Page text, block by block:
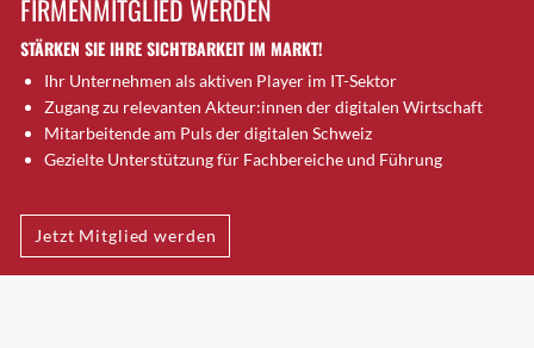
Brütten
Bubendorf
Bubikon
Buchs (SG)
Burgdorf
Bülach
Cazis
Cham
FIRMENMITGLIED WERDEN
STÄRKEN SIE IHRE SICHTBARKEIT IM MARKT!
Ihr Unternehmen als aktiven Player im IT-Sektor
Zugang zu relevanten Akteur:innen der digitalen Wirtschaft
Mitarbeitende am Puls der digitalen Schweiz
Gezielte Unterstützung für Fachbereiche und Führung
Jetzt Mitglied werden